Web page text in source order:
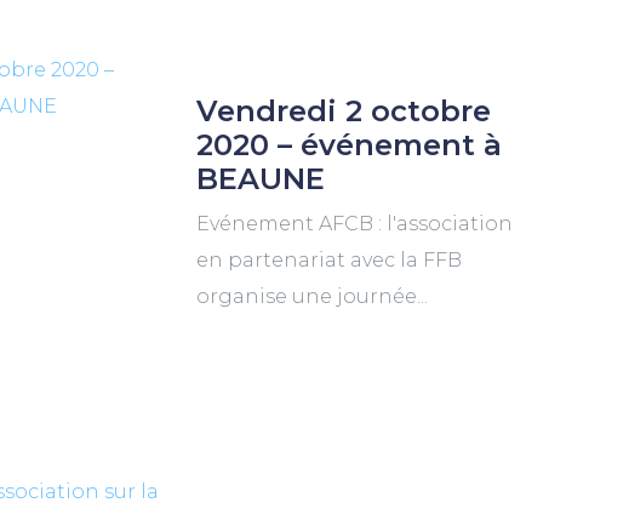
Vendredi 2 octobre
2020 – événement à
BEAUNE
Evénement AFCB : l'association
en partenariat avec la FFB
organise une journée...